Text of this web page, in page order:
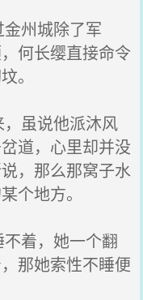
州城除了军
何长缨直接命令
。
虽说他派沐风
道，心里却并没
，那么那窝子水
个地方。
着，她一个翻
那她索性不睡便